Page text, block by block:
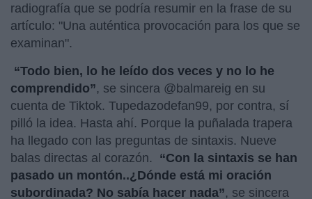
radiografía que se podría resumir en la frase de su
artículo: "Una auténtica provocación para los que se
examinan".
“Todo bien, lo he leído dos veces y no lo he
comprendido”, se sincera @balmareig en su
cuenta de Tiktok. Tupedazodefan99, por contra, sí
pilló la idea. Hasta ahí. Porque la puñalada trapera
ha llegado con las preguntas de sintaxis. Nueve
balas directas al corazón.
“Con la sintaxis se han
pasado un montón..¿Dónde está mi oración
subordinada? No sabía hacer nada”, se sincera